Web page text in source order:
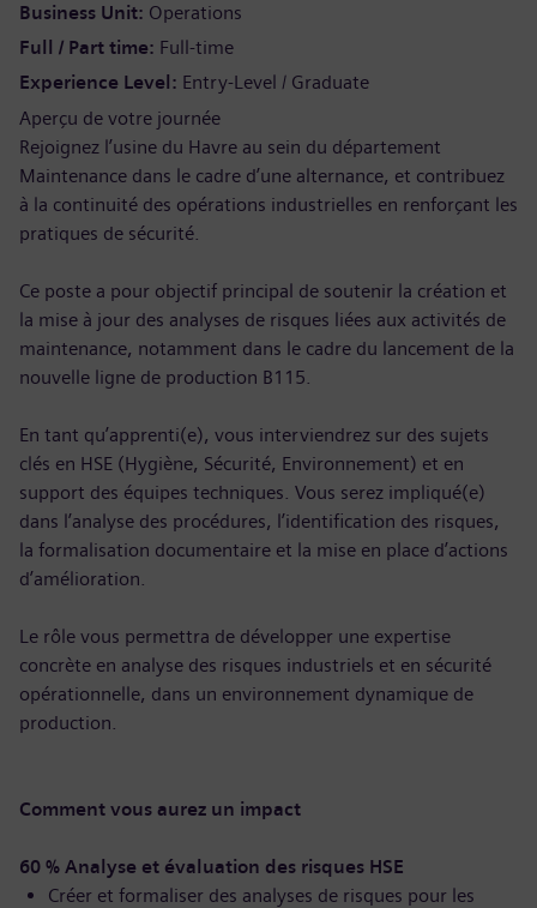
Business Unit Operations
Full / Part time Full-time
Experience Level Entry-Level / Graduate
Aperçu de votre journée
Rejoignez l’usine du Havre au sein du département
Maintenance dans le cadre d’une alternance, et contribuez
à la continuité des opérations industrielles en renforçant les
pratiques de sécurité.
Ce poste a pour objectif principal de soutenir la création et
la mise à jour des analyses de risques liées aux activités de
maintenance, notamment dans le cadre du lancement de la
nouvelle ligne de production B115.
En tant qu’apprenti(e), vous interviendrez sur des sujets
clés en HSE (Hygiène, Sécurité, Environnement) et en
support des équipes techniques. Vous serez impliqué(e)
dans l’analyse des procédures, l’identification des risques,
la formalisation documentaire et la mise en place d’actions
d’amélioration.
Le rôle vous permettra de développer une expertise
concrète en analyse des risques industriels et en sécurité
opérationnelle, dans un environnement dynamique de
production.
Comment vous aurez un impact
60 % Analyse et évaluation des risques HSE
Créer et formaliser des analyses de risques pour les